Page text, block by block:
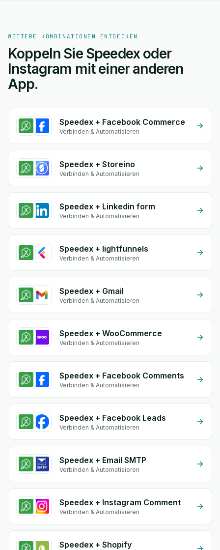
WEITERE KOMBINATIONEN ENTDECKEN
Koppeln Sie Speedex oder
Instagram mit einer anderen
App.
Speedex + Facebook Commerce
Verbinden & Automatisieren
Speedex + Storeino
Verbinden & Automatisieren
Speedex + Linkedin form
Verbinden & Automatisieren
Speedex + lightfunnels
Verbinden & Automatisieren
Speedex + Gmail
Verbinden & Automatisieren
Speedex + WooCommerce
Verbinden & Automatisieren
Speedex + Facebook Comments
Verbinden & Automatisieren
Speedex + Facebook Leads
Verbinden & Automatisieren
Speedex + Email SMTP
Verbinden & Automatisieren
Speedex + Instagram Comment
Verbinden & Automatisieren
Speedex + Shopify